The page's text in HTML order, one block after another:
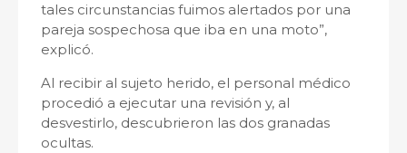
tales circunstancias fuimos alertados por una
pareja sospechosa que iba en una moto”,
explicó.
Al recibir al sujeto herido, el personal médico
procedió a ejecutar una revisión y, al
desvestirlo, descubrieron las dos granadas
ocultas.